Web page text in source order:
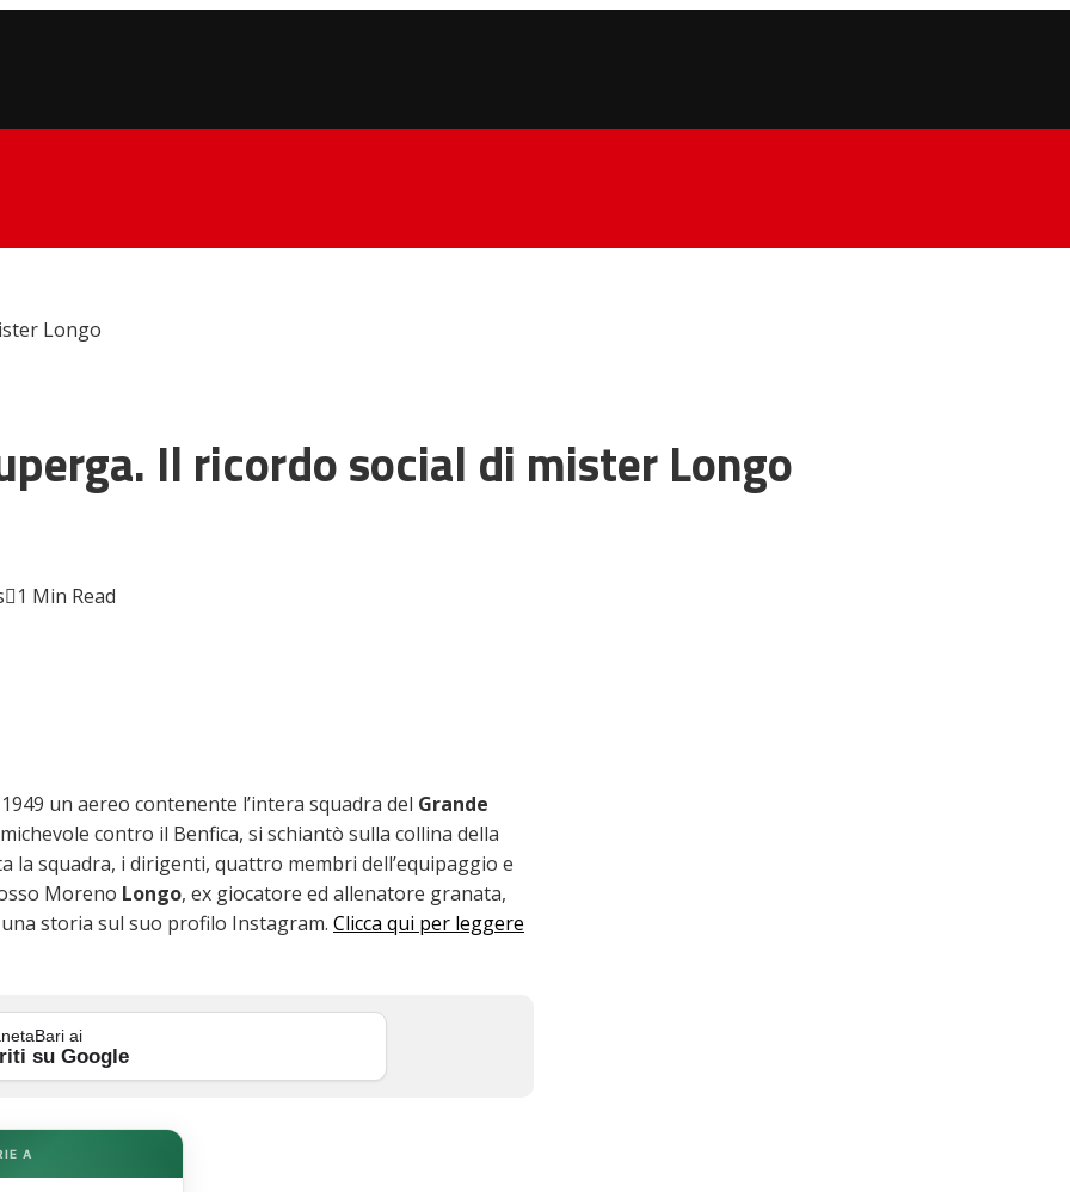
Longo
Il ricordo social di mister Longo
1 Min Read
un aereo contenente l’intera squadra del Grande
contro il Benfica, si schiantò sulla collina della
la squadra, i dirigenti, quattro membri dell’equipaggio e
Moreno Longo, ex giocatore ed allenatore granata,
storia sul suo profilo Instagram. Clicca qui per leggere
ai
su Google
A